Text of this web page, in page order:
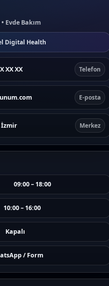
Evde Bakım
Digital Health
XX XX Telefon
E-posta
İzmir Merkez
09:00 – 18:00
10:00 – 16:00
Kapalı
/ Form